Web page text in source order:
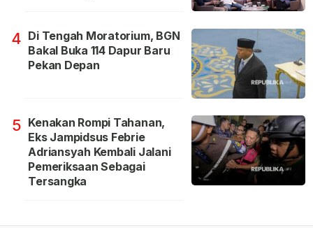
4 Di Tengah Moratorium, BGN
Bakal Buka 114 Dapur Baru
Pekan Depan
5 Kenakan Rompi Tahanan,
Eks Jampidsus Febrie
Adriansyah Kembali Jalani
Pemeriksaan Sebagai
Tersangka